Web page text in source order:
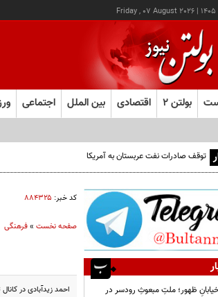
|
Friday , 07 August 2026
بولتن ۲ اقتصادی بین الملل اجتماعی
توقف صادرات نفت عربستان به آمریکا
کد خبر: ۸۸۴۳۲۵
صفحه نخست»فرهنگی
احمد زیدآبادی در
ظهور؛ ملتِ مبعوثِ رودسر در